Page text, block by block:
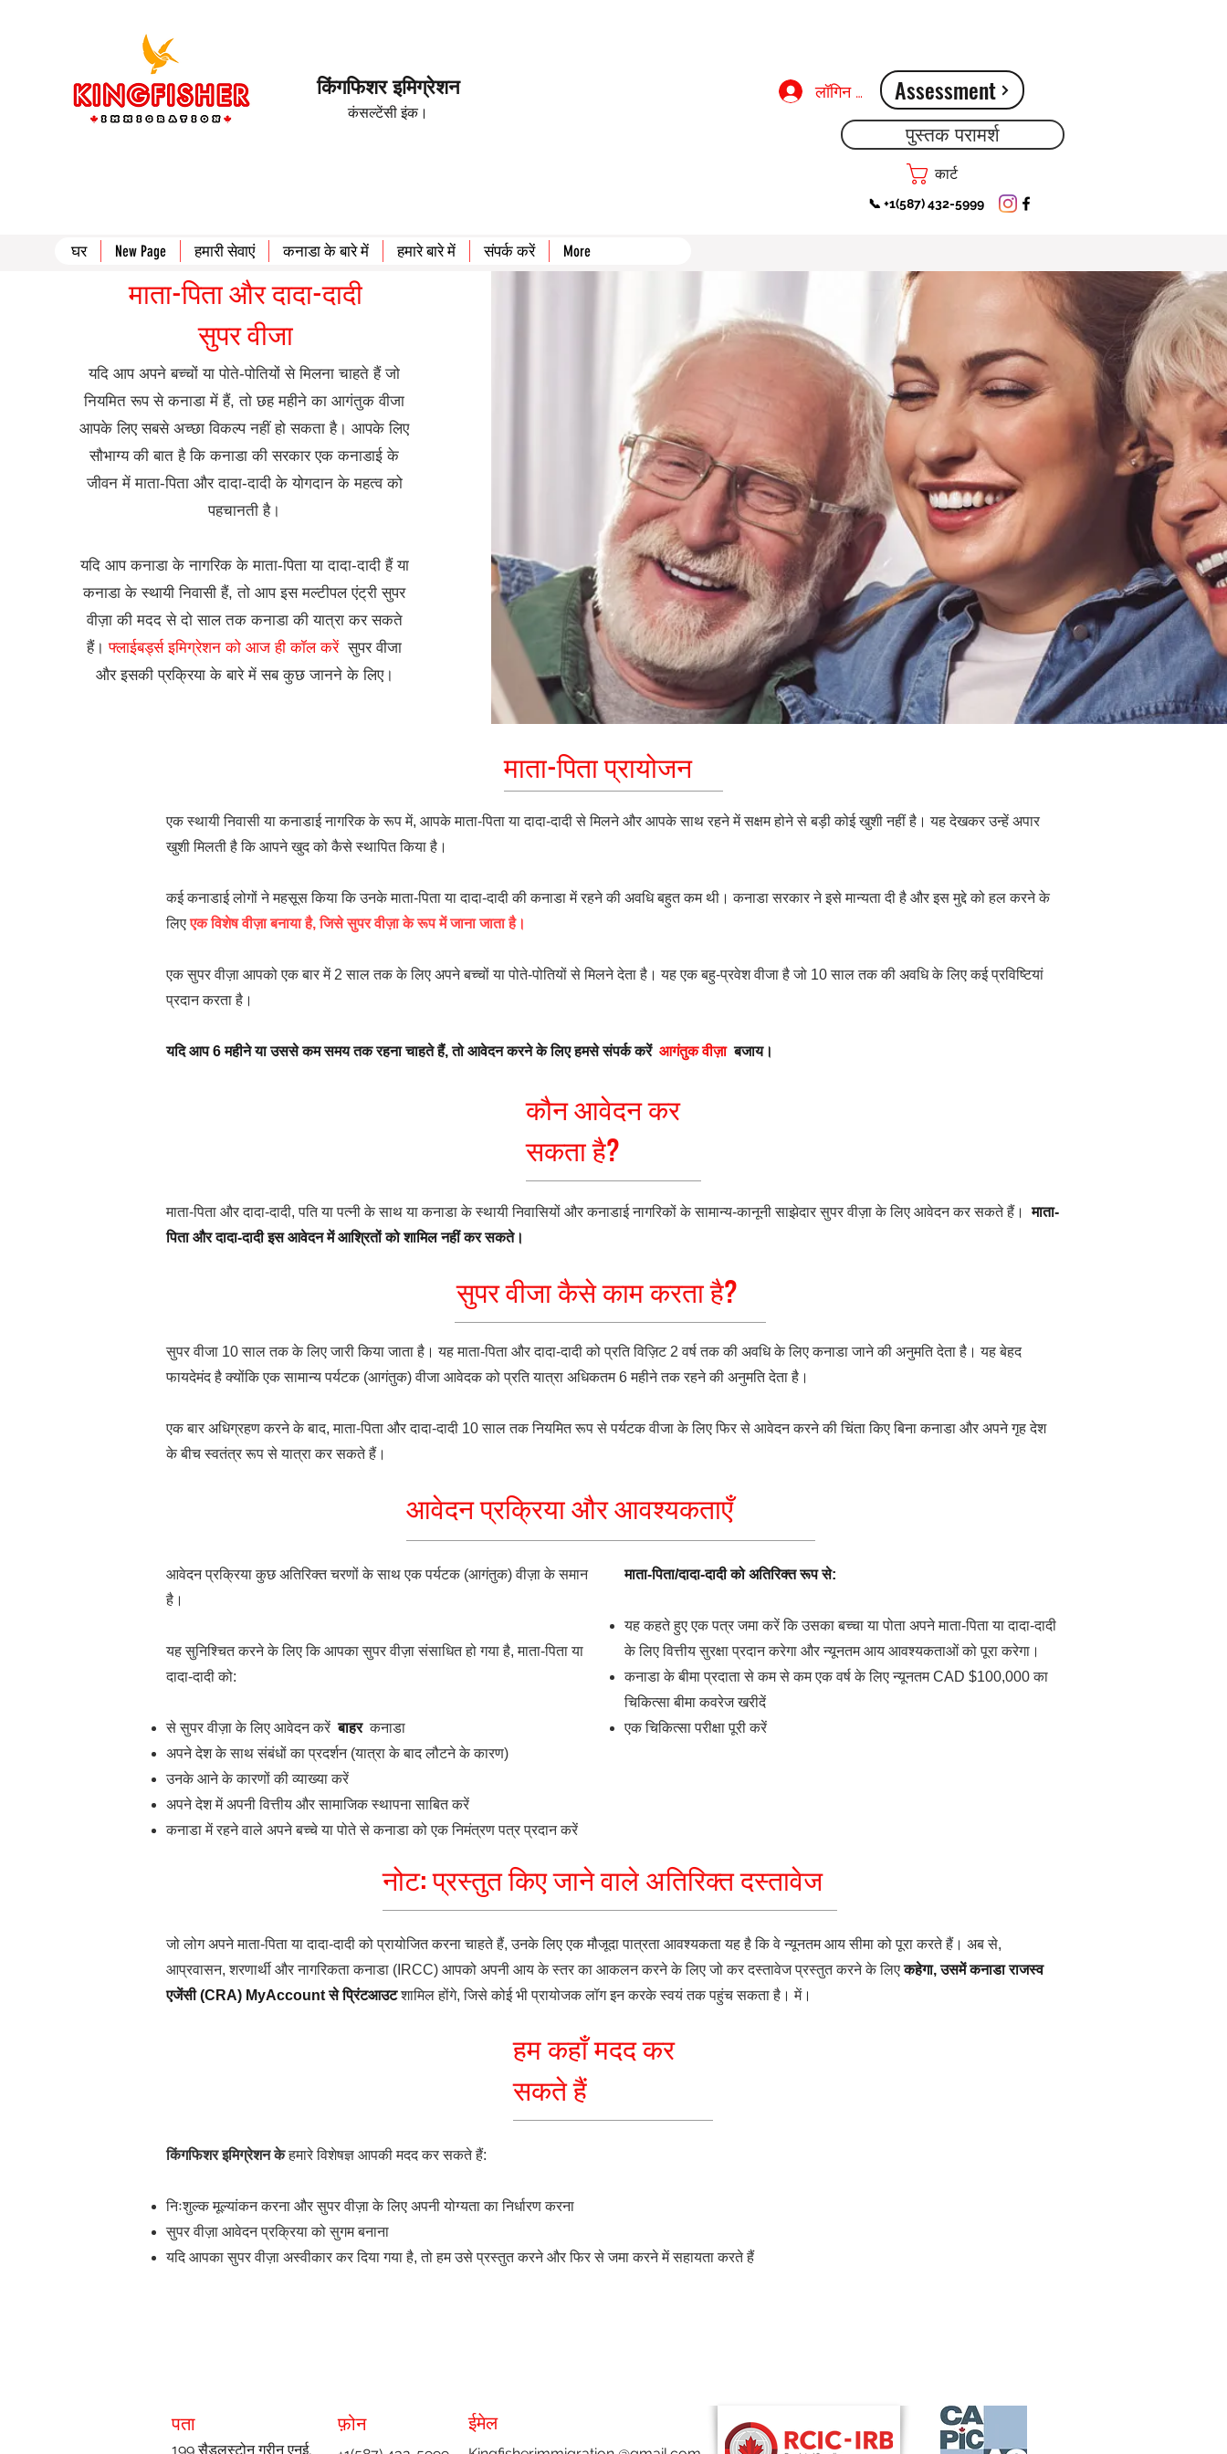
किंगफिशर इमिग्रेशन
कंसल्टेंसी इंक।
लॉगिन करें Assessment
पुस्तक परामर्श
कार्ट
📞 +1(587) 432-5999
घर New Page हमारी सेवाएं कनाडा के बारे में हमारे बारे में संपर्क करें More
माता-पिता और दादा-दादी
सुपर वीजा
यदि आप अपने बच्चों या पोते-पोतियों से मिलना चाहते हैं जो
नियमित रूप से कनाडा में हैं, तो छह महीने का आगंतुक वीजा
आपके लिए सबसे अच्छा विकल्प नहीं हो सकता है। आपके लिए
सौभाग्य की बात है कि कनाडा की सरकार एक कनाडाई के
जीवन में माता-पिता और दादा-दादी के योगदान के महत्व को
पहचानती है।
यदि आप कनाडा के नागरिक के माता-पिता या दादा-दादी हैं या
कनाडा के स्थायी निवासी हैं, तो आप इस मल्टीपल एंट्री सुपर
वीज़ा की मदद से दो साल तक कनाडा की यात्रा कर सकते
हैं।फ्लाईबर्ड्स इमिग्रेशन को आज ही कॉल करें सुपर वीजा
और इसकी प्रक्रिया के बारे में सब कुछ जानने के लिए।
माता-पिता प्रायोजन
एक स्थायी निवासी या कनाडाई नागरिक के रूप में, आपके माता-पिता या दादा-दादी से मिलने और आपके साथ रहने में सक्षम होने से बड़ी कोई खुशी नहीं है। यह देखकर उन्हें अपार
खुशी मिलती है कि आपने खुद को कैसे स्थापित किया है।
कई कनाडाई लोगों ने महसूस किया कि उनके माता-पिता या दादा-दादी की कनाडा में रहने की अवधि बहुत कम थी। कनाडा सरकार ने इसे मान्यता दी है और इस मुद्दे को हल करने के
लिएएक विशेष वीज़ा बनाया है, जिसे सुपर वीज़ा के रूप में जाना जाता है।
एक सुपर वीज़ा आपको एक बार में 2 साल तक के लिए अपने बच्चों या पोते-पोतियों से मिलने देता है। यह एक बहु-प्रवेश वीजा है जो 10 साल तक की अवधि के लिए कई प्रविष्टियां
प्रदान करता है।
यदि आप 6 महीने या उससे कम समय तक रहना चाहते हैं, तो आवेदन करने के लिए हमसे संपर्क करें आगंतुक वीज़ा बजाय।
कौन आवेदन कर
सकता है?
माता-पिता और दादा-दादी, पति या पत्नी के साथ या कनाडा के स्थायी निवासियों और कनाडाई नागरिकों के सामान्य-कानूनी साझेदार सुपर वीज़ा के लिए आवेदन कर सकते हैं।माता-
पिता और दादा-दादी इस आवेदन में आश्रितों को शामिल नहीं कर सकते।
सुपर वीजा कैसे काम करता है?
सुपर वीजा 10 साल तक के लिए जारी किया जाता है। यह माता-पिता और दादा-दादी को प्रति विज़िट 2 वर्ष तक की अवधि के लिए कनाडा जाने की अनुमति देता है। यह बेहद
फायदेमंद है क्योंकि एक सामान्य पर्यटक (आगंतुक) वीजा आवेदक को प्रति यात्रा अधिकतम 6 महीने तक रहने की अनुमति देता है।
एक बार अधिग्रहण करने के बाद, माता-पिता और दादा-दादी 10 साल तक नियमित रूप से पर्यटक वीजा के लिए फिर से आवेदन करने की चिंता किए बिना कनाडा और अपने गृह देश
के बीच स्वतंत्र रूप से यात्रा कर सकते हैं।
आवेदन प्रक्रिया और आवश्यकताएँ
आवेदन प्रक्रिया कुछ अतिरिक्त चरणों के साथ एक पर्यटक (आगंतुक) वीज़ा के समान
है।
यह सुनिश्चित करने के लिए कि आपका सुपर वीज़ा संसाधित हो गया है, माता-पिता या
दादा-दादी को:
से सुपर वीज़ा के लिए आवेदन करेंबाहरकनाडा
अपने देश के साथ संबंधों का प्रदर्शन (यात्रा के बाद लौटने के कारण)
उनके आने के कारणों की व्याख्या करें
अपने देश में अपनी वित्तीय और सामाजिक स्थापना साबित करें
कनाडा में रहने वाले अपने बच्चे या पोते से कनाडा को एक निमंत्रण पत्र प्रदान करें
माता-पिता/दादा-दादी को अतिरिक्त रूप से:
यह कहते हुए एक पत्र जमा करें कि उसका बच्चा या पोता अपने माता-पिता या दादा-दादी
के लिए वित्तीय सुरक्षा प्रदान करेगा और न्यूनतम आय आवश्यकताओं को पूरा करेगा।
कनाडा के बीमा प्रदाता से कम से कम एक वर्ष के लिए न्यूनतम CAD $100,000 का
चिकित्सा बीमा कवरेज खरीदें
एक चिकित्सा परीक्षा पूरी करें
नोट: प्रस्तुत किए जाने वाले अतिरिक्त दस्तावेज
जो लोग अपने माता-पिता या दादा-दादी को प्रायोजित करना चाहते हैं, उनके लिए एक मौजूदा पात्रता आवश्यकता यह है कि वे न्यूनतम आय सीमा को पूरा करते हैं। अब से,
आप्रवासन, शरणार्थी और नागरिकता कनाडा (IRCC) आपको अपनी आय के स्तर का आकलन करने के लिए जो कर दस्तावेज प्रस्तुत करने के लिएकहेगा, उसमें कनाडा राजस्व
एजेंसी (CRA) MyAccount से प्रिंटआउटशामिल होंगे, जिसे कोई भी प्रायोजक लॉग इन करके स्वयं तक पहुंच सकता है। में।
हम कहाँ मदद कर
सकते हैं
किंगफिशर इमिग्रेशन केहमारे विशेषज्ञ आपकी मदद कर सकते हैं:
निःशुल्क मूल्यांकन करना और सुपर वीज़ा के लिए अपनी योग्यता का निर्धारण करना
सुपर वीज़ा आवेदन प्रक्रिया को सुगम बनाना
यदि आपका सुपर वीज़ा अस्वीकार कर दिया गया है, तो हम उसे प्रस्तुत करने और फिर से जमा करने में सहायता करते हैं
फ़ोन
पता
199 सैडलस्टोन ग्रीन एनई,
ईमेल